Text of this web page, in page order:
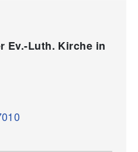
Ev.-Luth. Kirche in